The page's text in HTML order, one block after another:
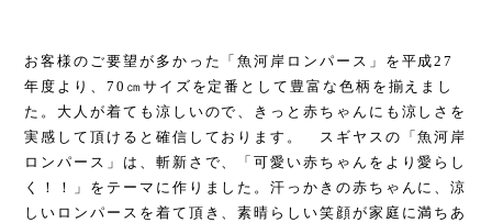
お客様のご要望が多かった「魚河岸ロンパース」を平成27
年度より、70㎝サイズを定番として豊富な色柄を揃えまし
た。大人が着ても涼しいので、きっと赤ちゃんにも涼しさを
実感して頂けると確信しております。 スギヤスの「魚河岸
ロンパース」は、斬新さで、「可愛い赤ちゃんをより愛らし
く！！」をテーマに作りました。汗っかきの赤ちゃんに、涼
しいロンパースを着て頂き、素晴らしい笑顔が家庭に満ちあ